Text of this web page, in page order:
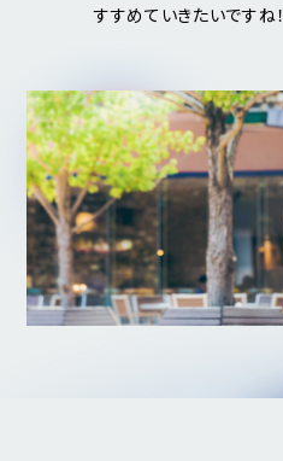
すすめていきたいですね！